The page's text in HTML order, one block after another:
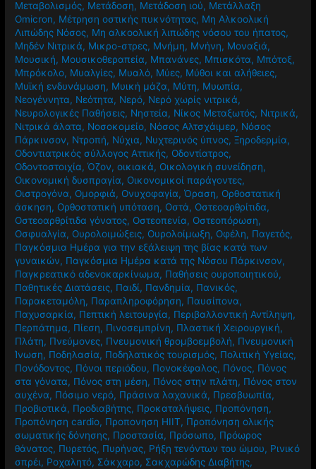
Μεταβολισμός, Μετάδοση, Μετάδοση ιού, Μετάλλαξη
Omicron, Μέτρηση οστικής πυκνότητας, Μη Αλκοολική
Λιπώδης Νόσος, Μη αλκοολική λιπώδης νόσου του ήπατος,
Μηδέν Νιτρικά, Μικρο-στρες, Μνήμη, Μνήνη, Μοναξιά,
Μουσική, Μουσικοθεραπεία, Μπανάνες, Μπισκότα, Μπότοξ,
Μπρόκολο, Μυαλγίες, Μυαλό, Μύες, Μύθοι και αλήθειες,
Μυϊκή ενδυνάμωση, Μυική μάζα, Μύτη, Μυωπία,
Νεογέννητα, Νεότητα, Νερό, Νερό χωρίς νιτρικά,
Νευρολογικές Παθήσεις, Νηστεία, Νίκος Μεταξωτός, Νιτρικά,
Νιτρικά άλατα, Νοσοκομείο, Νόσος Αλτσχάιμερ, Νόσος
Πάρκινσον, Ντροπή, Νύχια, Νυχτερινός ύπνος,Ξηροδερμία,
Οδοντιατρικός σύλλογος Αττικής, Οδοντίατρος,
Οδοντοστοιχία,Όζον,οικιακά, Οικολογική συνείδηση,
Οικονομική δυσπραγία, Οικονομικοί παράγοντες,
Οιστρογόνα, Ομορφιά, Ονυχοφαγία,Όραση, Ορθοστατική
άσκηση, Ορθοστατική υπόταση, Οστά, Οστεοαρθρίτιδα,
Οστεοαρθρίτιδα γόνατος, Οστεοπενία, Οστεοπόρωση,
Οσφυαλγία, Ουρολοιμώξεις, Ουρολοίμωξη, Οφέλη, Παγετός,
Παγκόσμια Ημέρα για την εξάλειψη της βίας κατά των
γυναικών, Παγκόσμια Ημέρα κατά της Νόσου Πάρκινσον,
Παγκρεατικό αδενοκαρκίνωμα, Παθήσεις ουροποιητικού,
Παθητικές Διατάσεις, Παιδί, Πανδημία, Πανικός,
Παρακεταμόλη, Παραπληροφόρηση, Παυσίπονα,
Παχυσαρκία, Πεπτική λειτουργία, Περιβαλλοντική Αντίληψη,
Περπάτημα, Πίεση, Πινοσεμπρίνη, Πλαστική Χειρουργική,
Πλάτη, Πνεύμονες, Πνευμονική θρομβοεμβολή, Πνευμονική
Ίνωση, Ποδηλασία, Ποδηλατικός τουρισμός, Πολιτική Υγείας,
Πονόδοντος, Πόνοι περιόδου, Πονοκέφαλος, Πόνος, Πόνος
στα γόνατα, Πόνος στη μέση, Πόνος στην πλάτη, Πόνος στον
αυχένα, Πόσιμο νερό, Πράσινα λαχανικά, Πρεσβυωπία,
Προβιοτικά, Προδιαβήτης, Προκαταλήψεις, Προπόνηση,
Προπόνηση cardio, Προπονηση HIIT, Προπόνηση ολικής
σωματικής δόνησης, Προστασία, Πρόσωπο, Πρόωρος
θάνατος, Πυρετός, Πυρήνας, Ρήξη τενόντων του ώμου, Ρινικό
σπρέι, Ροχαλητό, Σάκχαρο, Σακχαρώδης Διαβήτης,